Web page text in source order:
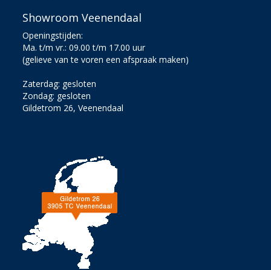
Showroom Veenendaal
Openingstijden:
Ma. t/m vr.: 09.00 t/m 17.00 uur
(gelieve van te voren een afspraak maken)
Zaterdag: gesloten
Zondag: gesloten
Gildetrom 26, Veenendaal